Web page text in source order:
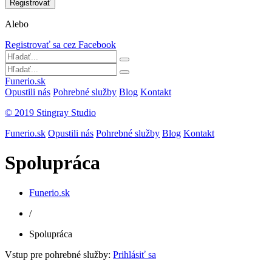
Alebo
Registrovať sa cez Facebook
Funerio.sk
Opustili nás Pohrebné služby Blog Kontakt
© 2019 Stingray Studio
Funerio.sk Opustili nás Pohrebné služby Blog Kontakt
Spolupráca
Funerio.sk
/
Spolupráca
Vstup pre pohrebné služby: Prihlásiť sa